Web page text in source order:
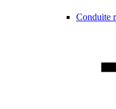
Conduite